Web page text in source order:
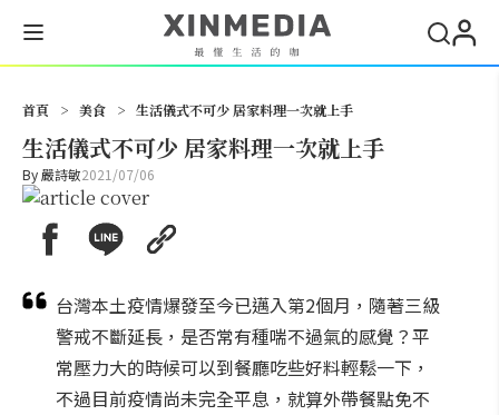
首頁 > 美食 > 生活儀式不可少 居家料理一次就上手
生活儀式不可少 居家料理一次就上手
By嚴詩敏2021/07/06
台灣本土疫情爆發至今已邁入第2個月，隨著三級
警戒不斷延長，是否常有種喘不過氣的感覺？平
常壓力大的時候可以到餐廳吃些好料輕鬆一下，
不過目前疫情尚未完全平息，就算外帶餐點免不